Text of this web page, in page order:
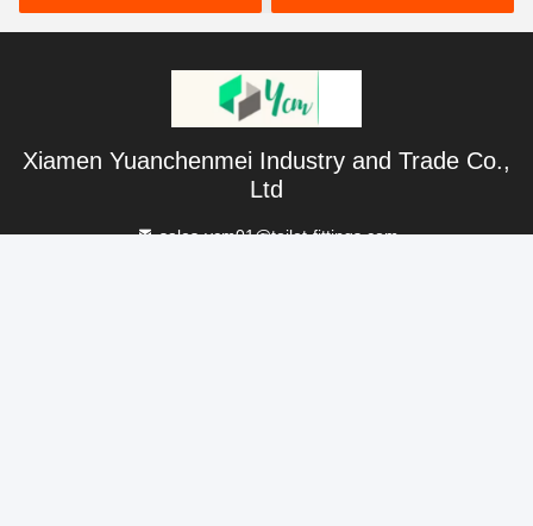
Xiamen Yuanchenmei Industry and Trade Co.,
Ltd
sales-ycm01@toilet-fittings.com